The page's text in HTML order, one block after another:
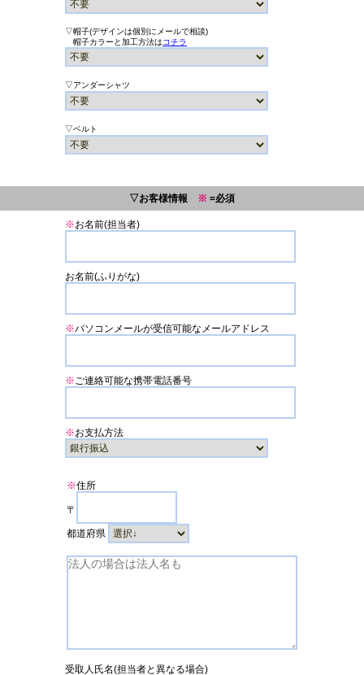
▽帽子(デザインは個別にメールで相談)
帽子カラーと加工方法はコチラ
▽アンダーシャツ
▽ベルト
▽お客様情報 ※ =必須
※お名前(担当者)
お名前(ふりがな)
※パソコンメールが受信可能なメールアドレス
※ご連絡可能な携帯電話番号
※お支払方法
※住所
〒
都道府県
受取人氏名(担当者と異なる場合)